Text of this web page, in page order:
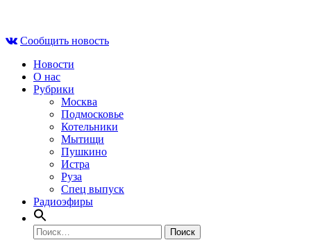
contentСообщить новость
Новости
О нас
Рубрики
Москва
Подмосковье
Котельники
Мытищи
Пушкино
Истра
Руза
Спец выпуск
Радиоэфиры
Найти: